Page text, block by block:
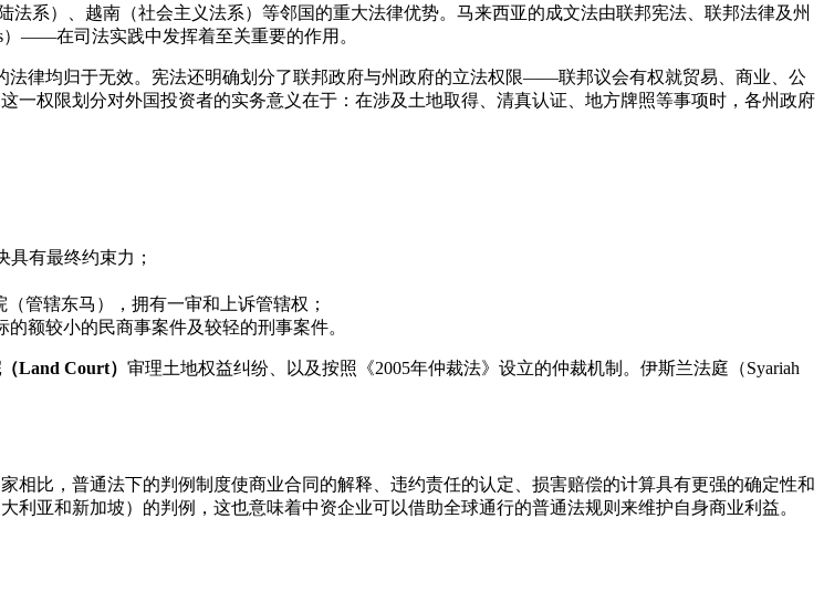
系）、越南（社会主义法系）等邻国的重大法律优势。马来西亚的成文法由联邦宪法、联邦法律及州
——在司法实践中发挥着至关重要的作用。
法律均归于无效。宪法还明确划分了联邦政府与州政府的立法权限——联邦议会有权就贸易、商业、公
权限划分对外国投资者的实务意义在于：在涉及土地取得、清真认证、地方牌照等事项时，各州政府
具有最终约束力；
管辖东马），拥有一审和上诉管辖权；
的额较小的民商事案件及较轻的刑事案件。
Land Court） 审理土地权益纠纷、以及按照《2005年仲裁法》设立的仲裁机制。伊斯兰法庭（Syariah
比，普通法下的判例制度使商业合同的解释、违约责任的认定、损害赔偿的计算具有更强的确定性和
亚和新加坡）的判例，这也意味着中资企业可以借助全球通行的普通法规则来维护自身商业利益。